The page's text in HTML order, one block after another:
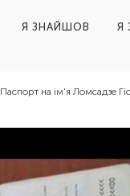
Я ЗНАЙШОВ Я
Паспорт на ім'я Ломсадзе